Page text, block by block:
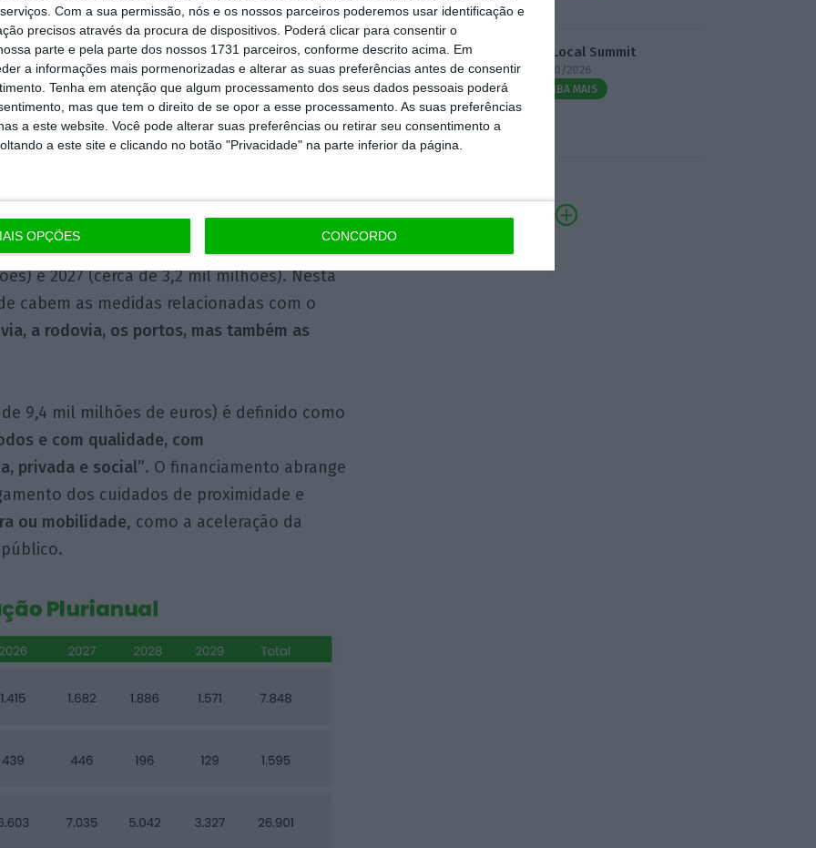
Com a sua permissão, nós e os nossos parceiros poderemos usar identificação e
precisos através da procura de dispositivos. Poderá clicar para consentir o
parte e pela parte dos nossos 1731 parceiros, conforme descrito acima. Em
a informações mais pormenorizadas e alterar as suas preferências antes de consentir
Tenha em atenção que algum processamento dos seus dados pessoais poderá
mas que tem o direito de se opor a esse processamento. As suas preferências
a este website. Você pode alterar suas preferências ou retirar seu consentimento a
a este site e clicando no botão "Privacidade" na parte inferior da página.
OPÇÕES CONCORDO
para a competitividade fiscal e laboral,
o pagamento do Estado a 30 dias ou
o país”, totalizando 13,5 mil milhões de
anos com mais financiamento são 2026 (3,6
e 2027 (cerca de 3,2 mil milhões). Nesta
cabem as medidas relacionadas com o
a rodovia, os portos, mas também as
9,4 mil milhões de euros) é definido como
e com qualidade, com
privada e social”. O financiamento abrange
dos cuidados de proximidade e
ou mobilidade, como a aceleração da
3.º Local Summit
07/10/2026
SAIBA MAIS